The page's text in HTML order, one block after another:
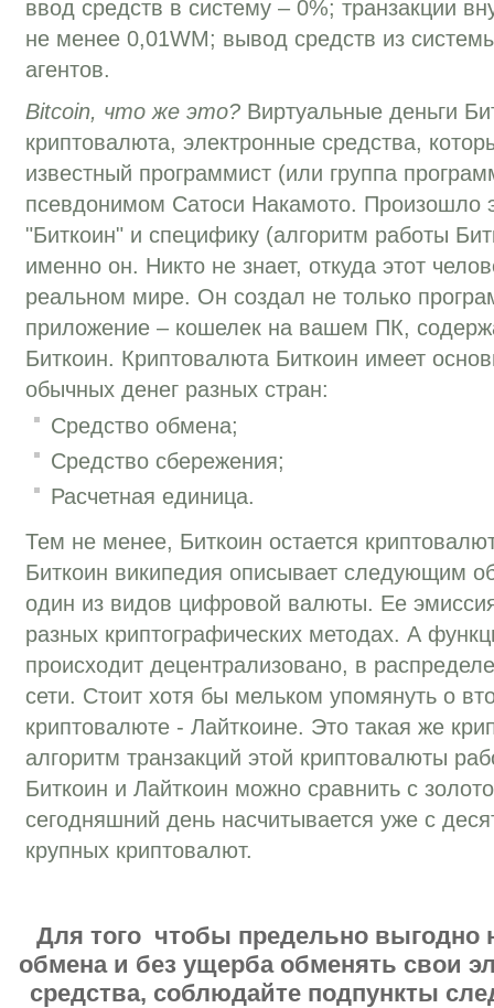
ввод средств в систему – 0%; транзакции
не менее 0,01WM; вывод средств из
агентов.
Bitcoin, что же это? Виртуальные деньги
криптовалюта, электронные средства,
известный программист (или группа
псевдонимом Сатоcи Накамото. Произошло
"Биткоин" и специфику (алгоритм работы
именно он. Никто не знает, откуда этот
реальном мире. Он создал не только
приложение – кошелек на вашем ПК,
Биткоин. Криптовалюта Биткоин имеет
обычных денег разных стран:
Средство обмена;
Средство сбережения;
Расчетная единица.
Тем не менее, Биткоин остается
Биткоин википедия описывает следующим
один из видов цифровой валюты. Ее
разных криптографических методах. А
происходит децентрализовано, в
сети. Стоит хотя бы мельком упомянуть о
криптовалюте - Лайткоине. Это такая же
алгоритм транзакций этой криптовалюты
Биткоин и Лайткоин можно сравнить с
сегодняшний день насчитывается уже с
крупных криптовалют.
Для того чтобы предельно выгодно
обмена и без ущерба обменять свои
средства, соблюдайте подпункты